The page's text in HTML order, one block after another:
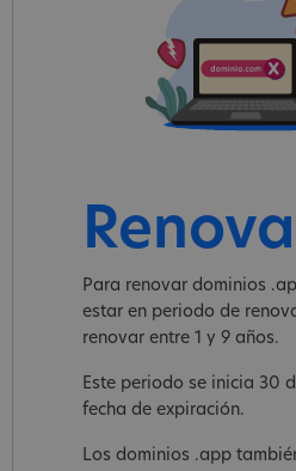
Para renovar dominios
estar en periodo de
renovar entre 1 y 9 años.
Este periodo se inicia 30
fecha de expiración.
Los dominios .app